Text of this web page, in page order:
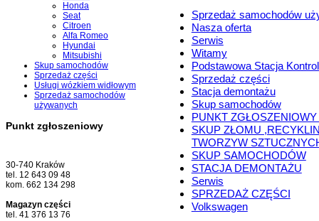
Honda
Seat
Citroen
Alfa Romeo
Hyundai
Mitsubishi
Skup samochodów
Sprzedaż części
Usługi wózkiem widłowym
Sprzedaż samochodów
używanych
Punkt zgłoszeniowy
30-740 Kraków
tel. 12 643 09 48
kom. 662 134 298
Magazyn części
tel. 41 376 13 76
Sprzedaż samochodów
Nasza oferta
Serwis
Witamy
Podstawowa Stacja
Sprzedaż części
Stacja demontażu
Skup samochodów
PUNKT
SKUP ZŁOMU
TWORZYW
SKUP SAMOCHODÓW
STACJA DEMONTAŻU
Serwis
SPRZEDAŻ CZĘŚCI
Volkswagen